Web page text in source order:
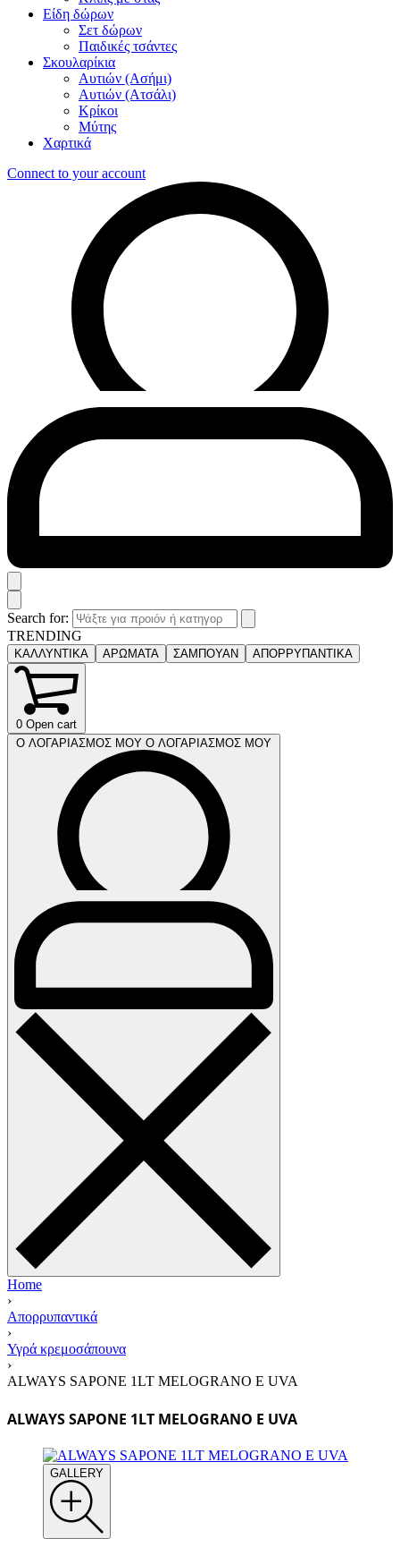
Είδη δώρων
Σετ δώρων
Παιδικές τσάντες
Σκουλαρίκια
Αυτιών (Ασήμι)
Αυτιών (Ατσάλι)
Κρίκοι
Μύτης
Χαρτικά
Connect to your account
Search for:
TRENDING
ΚΑΛΛΥΝΤΙΚΑ ΑΡΩΜΑΤΑ ΣΑΜΠΟΥΑΝ ΑΠΟΡΡΥΠΑΝΤΙΚΑ
0 Open cart
Ο ΛΟΓΑΡΙΑΣΜΟΣ ΜΟΥ Ο ΛΟΓΑΡΙΑΣΜΟΣ ΜΟΥ
Home
›
Απορρυπαντικά
›
Υγρά κρεμοσάπουνα
›
ALWAYS SAPONE 1LT ΜELOGRANO E UVA
ALWAYS SAPONE 1LT ΜELOGRANO E UVA
GALLERY